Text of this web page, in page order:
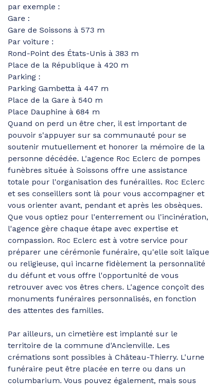
par exemple :
Gare :
Gare de Soissons à 573 m
Par voiture :
Rond-Point des États-Unis à 383 m
Place de la République à 420 m
Parking :
Parking Gambetta à 447 m
Place de la Gare à 540 m
Place Dauphine à 684 m
Quand on perd un être cher, il est important de
pouvoir s'appuyer sur sa communauté pour se
soutenir mutuellement et honorer la mémoire de la
personne décédée. L'agence Roc Eclerc de pompes
funèbres située à Soissons offre une assistance
totale pour l'organisation des funérailles. Roc Eclerc
et ses conseillers sont là pour vous accompagner et
vous orienter avant, pendant et après les obsèques.
Que vous optiez pour l'enterrement ou l'incinération,
l'agence gère chaque étape avec expertise et
compassion. Roc Eclerc est à votre service pour
préparer une cérémonie funéraire, qu'elle soit laïque
ou religieuse, qui incarne fidèlement la personnalité
du défunt et vous offre l'opportunité de vous
retrouver avec vos êtres chers. L'agence conçoit des
monuments funéraires personnalisés, en fonction
des attentes des familles.
Par ailleurs, un cimetière est implanté sur le
territoire de la commune d'Ancienville. Les
crémations sont possibles à Château-Thierry. L'urne
funéraire peut être placée en terre ou dans un
columbarium. Vous pouvez également, mais sous